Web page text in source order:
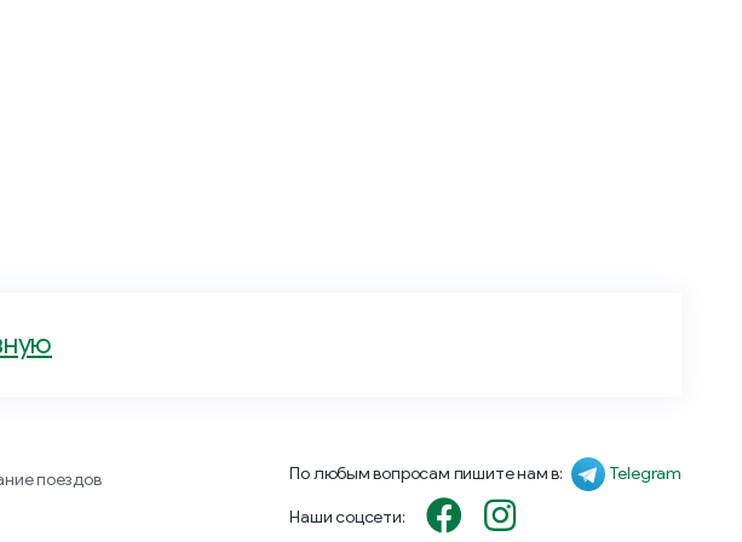
поездов По любым вопросам пишите нам в: Telegram
Наши соцсети: